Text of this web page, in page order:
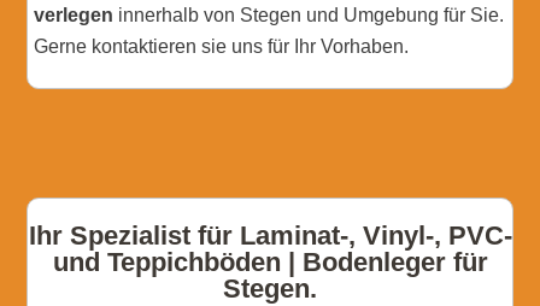
verlegen innerhalb von Stegen und Umgebung für Sie.
Gerne kontaktieren sie uns für Ihr Vorhaben.
Ihr Spezialist für Laminat-, Vinyl-, PVC-
und Teppichböden | Bodenleger für
Stegen.